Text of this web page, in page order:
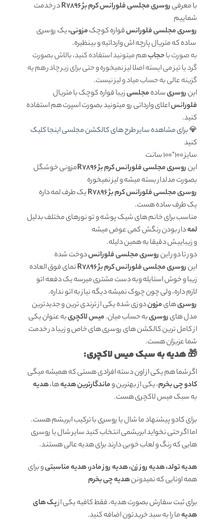
با معرفیروسری مجلسی فلورانس کرم بژ R7896
در خدمت
شماییم
روسری مجلسی فلورانسقواره کوچکمزونی،یک روسری
ساده که متریال پارچه اش وارداتیه و بینظیره.
به صورت باحجابهم میتونید استفاده کنید، بالاش بصورت
گرد یا تیز می ایسته اصلا لیز نمیخوره و حتی برای زیر چادر هم یه
گزینه عالی به حساب میاد و لیز نیست.
اینروسریسادهمجلسیزیبا قواره کوچک با متریال
فلورانساعلای وارداتی رو میتونید بصورت اسپرت هم استفاده
کنید.
💎برای مشاهده سایر طرح های کالکشن مجلسی اینجا کلیک
کنید
سایز 100*100 سانت
اینروسری مجلسی فلورانس کرم بژ R7896
مزونی خوشگل
بصورت مدلدار بسته میشه و لیز نمیخوره
روسری مجلسی فلورانس کرم بژ R7896
یک طرف لمه داره
یک طرف ساده هست.
مناسب برای خانم های شیک پوشه و تو نورهای مختلف بدلیل
لمهدار بودن رنگش کمی عوض میشه
و زیباییش دقیقا به همین دلیله.
دور تا دور اینروسری مجلسی فلورانسدوخت شده
اینروسری مجلسی فلورانس کرم بژ R7896
نمای فوق العاده
زیبا و خوش استایله وبه دست مشتری میرسه یک دفعه اتو
لازم داره، ولی چون چروک نمیشه دیگه نیاز به اتو نداره.
روسریهایمزوندوزی شده یکی از ترندی ترین و جدیدترین
مدل هایروسریبه حساب میان.میس لاکچریبه عنوان یکی
از کامل ترین کالکشن های روسری های خاص و زیبا در خدمت
شما عزیزان هست.
🎁 هدیه به سبک میس لاکچری:
اگر شما هم یکی از اون دسته افرادی هستی که همیشه میگی
کادو چی بخرم، یکی از بهترین وماندگارترین هدیهها،هدیه
به سبک میس لاکچری هست.
برای کادو پیشنهاد ما شال یا روسری با ترکیب ابریشم هست.
اما اگر حتی نخواید ابریشمی انتخاب کنید سایر شال یا روسری
هایی که رنگ و لعاب خوبی دارند برای هدیه عالی هستند.
هدیه تولد، هدیه روز زن، هدیه روز مادر، هدیه مناسبتیو برای
همه اونایی که نمیدوننهدیه چی بخرم
برای ثبت سفارش بصورت هدیه، فقط کافیه یکی ازپک های
هدیهما را به سبد خریدتون اضافه کنید.